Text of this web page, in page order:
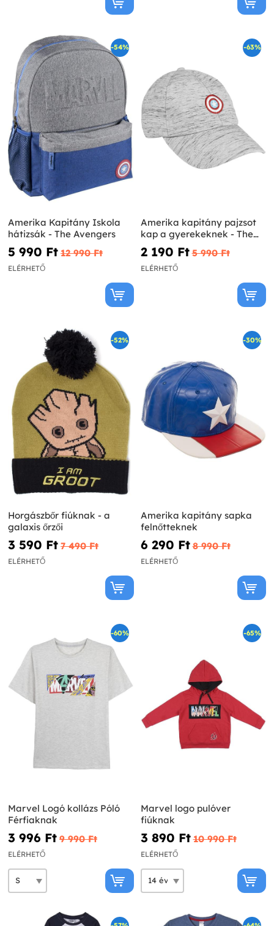
-54%
Amerika Kapitány Iskola
hátizsák - The Avengers
5 990 Ft‎ 12 990 Ft‎
ELÉRHETŐ
-63%
Amerika kapitány pajzsot
kap a gyerekeknek - The
Avengers
2 190 Ft‎ 5 990 Ft‎
ELÉRHETŐ
-52%
Horgászbőr fiúknak - a
galaxis őrzői
3 590 Ft‎ 7 490 Ft‎
ELÉRHETŐ
-30%
Amerika kapitány sapka
felnőtteknek
6 290 Ft‎ 8 990 Ft‎
ELÉRHETŐ
-60%
Marvel Logó kollázs Póló
Férfiaknak
3 996 Ft‎ 9 990 Ft‎
ELÉRHETŐ
-65%
Marvel logo pulóver
fiúknak
3 890 Ft‎ 10 990 Ft‎
ELÉRHETŐ